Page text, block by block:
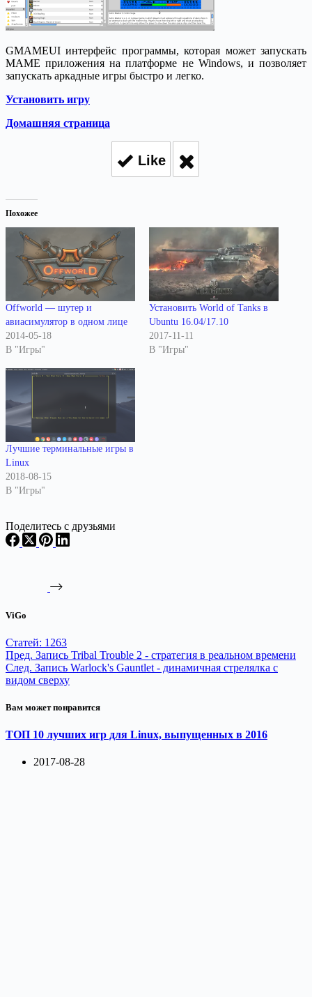
GMAMEUI интерфейс программы, которая может запускать
MAME приложения на платформе не Windows, и позволяет
запускать аркадные игры быстро и легко.
Установить игру
Домашняя страница
Like
Похожее
Offworld — шутер и
авиасимулятор в одном лице
2014-05-18
В "Игры"
Установить World of Tanks в
Ubuntu 16.04/17.10
2017-11-11
В "Игры"
Лучшие терминальные игры в
Linux
2018-08-15
В "Игры"
Поделитесь с друзьями
ViGo
Статей: 1263
Пред. Запись Tribal Trouble 2 - стратегия в реальном времени
След. Запись Warlock's Gauntlet - динамичная стрелялка с
видом сверху
Вам может понравится
ТОП 10 лучших игр для Linux, выпущенных в 2016
2017-08-28